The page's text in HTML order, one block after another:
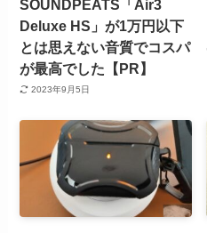
SOUNDPEATS「Air3
Deluxe HS」が1万円以下
とは思えない音質でコスパ
が最高でした【PR】
2023年9月5日